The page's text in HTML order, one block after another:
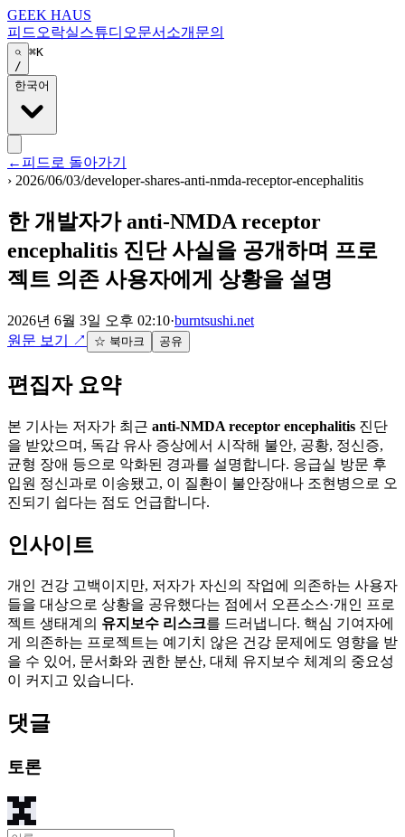
GEEK HAUS
피드 오락실스튜디오문서 소개 문의
/
⌘K
한국어
← 피드로 돌아가기
› 2026/06/03/developer-shares-anti-nmda-receptor-encephalitis
한 개발자가 anti-NMDA receptor
encephalitis 진단 사실을 공개하며 프로
젝트 의존 사용자에게 상황을 설명
2026년 6월 3일 오후 02:10·burntsushi.net
원문 보기
↗ ☆ 북마크 공유
편집자 요약
본 기사는 저자가 최근 anti-NMDA receptor encephalitis 진단
을 받았으며, 독감 유사 증상에서 시작해 불안, 공황, 정신증,
균형 장애 등으로 악화된 경과를 설명합니다. 응급실 방문 후
입원 정신과로 이송됐고, 이 질환이 불안장애나 조현병으로 오
진되기 쉽다는 점도 언급합니다.
인사이트
개인 건강 고백이지만, 저자가 자신의 작업에 의존하는 사용자
들을 대상으로 상황을 공유했다는 점에서 오픈소스·개인 프로
젝트 생태계의 유지보수 리스크를 드러냅니다. 핵심 기여자에
게 의존하는 프로젝트는 예기치 않은 건강 문제에도 영향을 받
을 수 있어, 문서화와 권한 분산, 대체 유지보수 체계의 중요성
이 커지고 있습니다.
댓글
토론